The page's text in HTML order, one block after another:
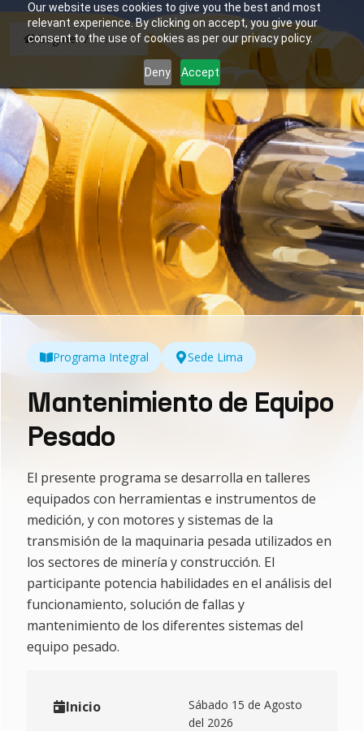
Our website uses cookies to give you the best and most
relevant experience. By clicking on accept, you give your
consent to the use of cookies as per our privacy policy.
Deny Accept
/ Segmento Adulto/ Mantenimiento de Equipo Pesado
Programa Integral Sede Lima
Mantenimiento de Equipo
Pesado
El presente programa se desarrolla en talleres
equipados con herramientas e instrumentos de
medición, y con motores y sistemas de la
transmisión de la maquinaria pesada utilizados en
los sectores de minería y construcción. El
participante potencia habilidades en el análisis del
funcionamiento, solución de fallas y
mantenimiento de los diferentes sistemas del
equipo pesado.
Inicio
Sábado 15 de Agosto
del 2026